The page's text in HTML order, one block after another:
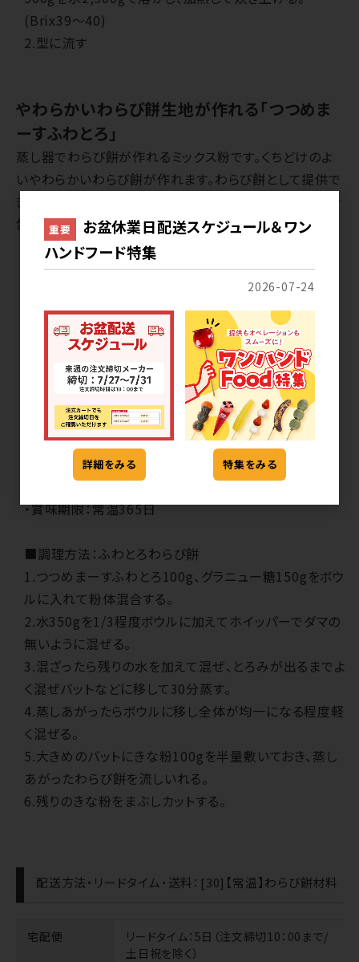
(Brix39～40)
2.型に流す
やわらかいわらび餅生地が作れる「つつめま
ーすふわとろ」
蒸し器でわらび餅が作れるミックス粉です。くちどけのよ
いやわらかいわらび餅が作れます。わらび餅として提供で
きるほか、冷やしても固くならないので、低温のクリームを
包むのにおすすめです。常温納品です。
■詳細
つつめまーすふわとろ
・注文ロット：1ケース10kg(1kg×10袋)以上
・賞味期限：常温365日
■調理方法：ふわとろわらび餅
1.つつめまーすふわとろ100g、グラニュー糖150gをボウ
ルに入れて粉体混合する。
2.水350gを1/3程度ボウルに加えてホイッパーでダマの
無いように混ぜる。
3.混ざったら残りの水を加えて混ぜ、とろみが出るまでよ
く混ぜバットなどに移して30分蒸す。
4.蒸しあがったらボウルに移し全体が均一になる程度軽
く混ぜる。
5.大きめのバットにきな粉100gを半量敷いておき、蒸し
あがったわらび餅を流しいれる。
6.残りのきな粉をまぶしカットする。
配送方法・リードタイム・送料：[30]【常温】わらび餅材料
宅配便 リードタイム ：5日（注文締切10：00まで/
土日祝を除く）
重要
お盆休業日配送スケジュール＆ワン
ハンドフード特集
2026-07-24
詳細をみる 特集をみる